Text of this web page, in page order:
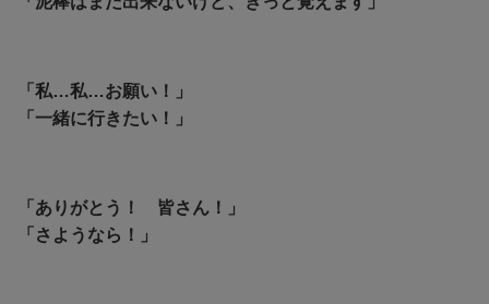
「私…私…お願い！」
「一緒に行きたい！」
「ありがとう！ 皆さん！」
「さようなら！」